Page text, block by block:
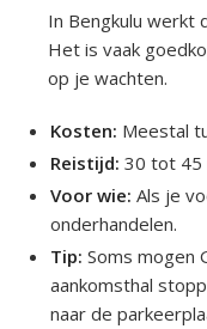
In Bengkulu werkt
Het is vaak
op je wachten.
Kosten: Meestal
Reistijd: 30 tot 45
Voor wie: Als je
onderhandelen.
Tip: Soms mogen
aankomsthal
naar de